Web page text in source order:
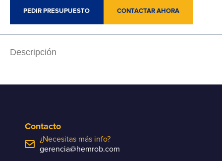
PEDIR PRESUPUESTO CONTACTAR AHORA
Descripción
Contacto
¿Necesitas más info?
gerencia@hemrob.com